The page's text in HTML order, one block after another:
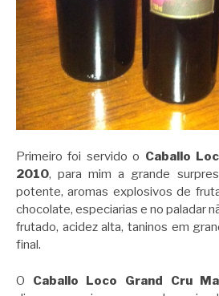
Primeiro foi servido o Caballo
2010, para mim a grande
potente, aromas explosivos de
chocolate, especiarias e no paladar
frutado, acidez alta, taninos em
final.
O Caballo Loco Grand Cru